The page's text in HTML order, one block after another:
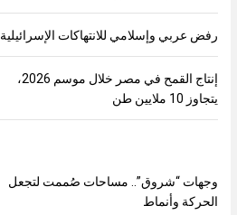
رفض عربي وإسلامي للانتهاكات الإسرائيلية
إنتاج القمح في مصر خلال موسم 2026،
يتجاوز 10 ملايين طن
وجهات “شروق”.. مساحات صُممت لتجعل
الحركة وأنماط